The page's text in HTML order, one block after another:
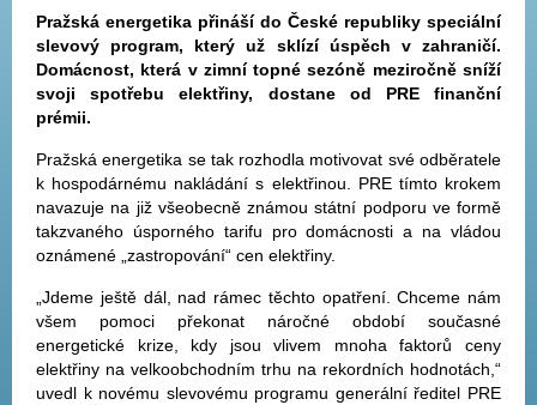
Pražská energetika přináší do České republiky speciální
slevový program, který už sklízí úspěch v zahraničí.
Domácnost, která v zimní topné sezóně meziročně sníží
svoji spotřebu elektřiny, dostane od PRE finanční
prémii.
Pražská energetika se tak rozhodla motivovat své odběratele
k hospodárnému nakládání s elektřinou. PRE tímto krokem
navazuje na již všeobecně známou státní podporu ve formě
takzvaného úsporného tarifu pro domácnosti a na vládou
oznámené „zastropování“ cen elektřiny.
„Jdeme ještě dál, nad rámec těchto opatření. Chceme nám
všem pomoci překonat náročné období současné
energetické krize, kdy jsou vlivem mnoha faktorů ceny
elektřiny na velkoobchodním trhu na rekordních hodnotách,“
uvedl k novému slevovému programu generální ředitel PRE